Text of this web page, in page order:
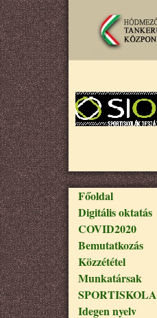
Ugrás a tartalomra
Fő navigáció
Főoldal
Digitális oktatás
COVID2020
Bemutatkozás
Közzététel
Munkatársak
SPORTISKOLA
Idegen nyelv